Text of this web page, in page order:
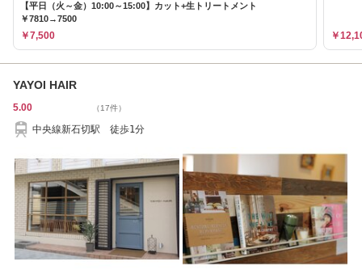
【平日（火～金）10:00～15:00】カット+生トリートメント
￥7810→7500
￥7,500 ￥
YAYOI HAIR
5.00 （17件）
中央線新石切駅 徒歩1分